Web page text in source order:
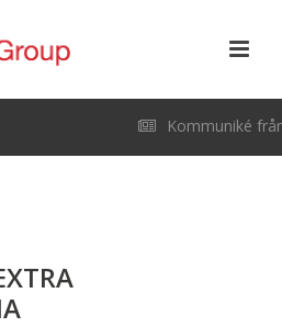
Kommuniké